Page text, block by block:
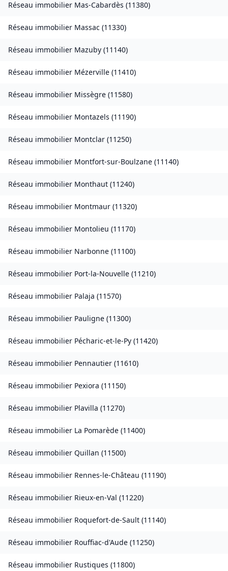
Réseau immobilier Mas-Cabardès (11380)
Réseau immobilier Massac (11330)
Réseau immobilier Mazuby (11140)
Réseau immobilier Mézerville (11410)
Réseau immobilier Missègre (11580)
Réseau immobilier Montazels (11190)
Réseau immobilier Montclar (11250)
Réseau immobilier Montfort-sur-Boulzane (11140)
Réseau immobilier Monthaut (11240)
Réseau immobilier Montmaur (11320)
Réseau immobilier Montolieu (11170)
Réseau immobilier Narbonne (11100)
Réseau immobilier Port-la-Nouvelle (11210)
Réseau immobilier Palaja (11570)
Réseau immobilier Pauligne (11300)
Réseau immobilier Pécharic-et-le-Py (11420)
Réseau immobilier Pennautier (11610)
Réseau immobilier Pexiora (11150)
Réseau immobilier Plavilla (11270)
Réseau immobilier La Pomarède (11400)
Réseau immobilier Quillan (11500)
Réseau immobilier Rennes-le-Château (11190)
Réseau immobilier Rieux-en-Val (11220)
Réseau immobilier Roquefort-de-Sault (11140)
Réseau immobilier Rouffiac-d'Aude (11250)
Réseau immobilier Rustiques (11800)